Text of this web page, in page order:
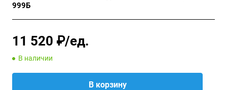
999Б
11 520 ₽/ед.
В наличии
В корзину